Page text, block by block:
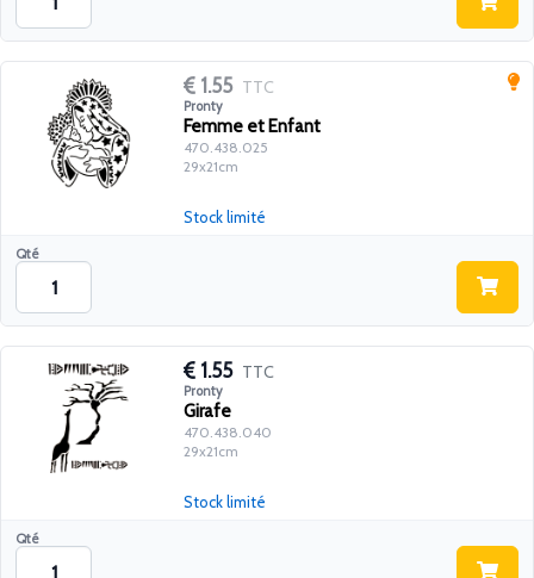
1.55 TTC
Pronty
Femme et Enfant
470.438.025
29x21cm
Qté
Stock limité
1.55 TTC
Pronty
Girafe
470.438.040
29x21cm
Qté
Stock limité